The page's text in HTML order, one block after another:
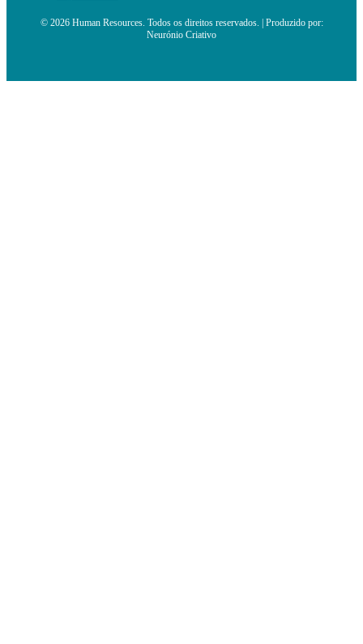
© 2026 Human Resources. Todos os direitos reservados. | Produzido por:
Neurónio Criativo